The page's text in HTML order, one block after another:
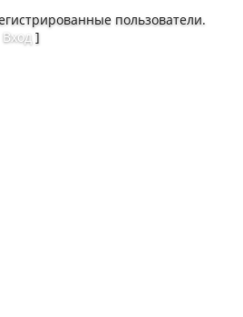
пользователи.
Вход ]